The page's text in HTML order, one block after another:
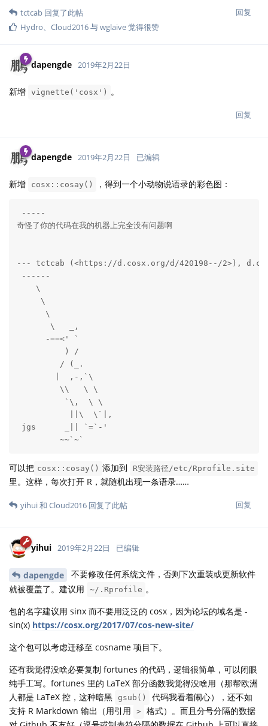
回复
tctcab 回复了此帖
Hydro、 Cloud2016与wglaive觉得很赞
dapengde 2019年2月22日
新增 vignette('cosx') 。
回复
dapengde 2019年2月22日 已编辑
新增 cosx::cosay() ，得到一个小动物说语录的彩色图：
-----
奇怪了你的代码在我的机器上完全没有问题啊
--- tctcab (<https://d.cosx.org/d/420198--/2>),
------
    \
     \
      \
       \   _,
      -==<' `
          ) /
         / (_.
        |  ,-,`\
         \\   \ \
          `\,  \ \
           ||\  \`|,
jgs      _|| `=`-'
         ~~`~`
可以把 cosx::cosay() 添加到 R安装路径/etc/Rprofile.site
里。这样，每次打开 R，就随机出现一条语录……
回复
yihui和 Cloud2016 回复了此帖
yihui 2019年2月22日 已编辑
dapengde
不要修改任何系统文件，否则下次重装或更新软件
就被覆盖了。建议用
~/.Rprofile 。
包的名字建议用 sinx 而不要用泛泛的 cosx，因为论坛的域名是 -
sin(x) https://cosx.org/2017/07/cos-new-site/
这个包可以考虑迁移至 cosname 项目下。
还有我觉得没啥必要复制 fortunes 的代码，逻辑很简单，可以闭眼
纯手工写。fortunes 里的 LaTeX 部分函数我觉得没啥用（那帮欧洲
人都是 LaTeX 控，这种暗黑 gsub()
代码我看着闹心），还不如
支持 R Markdown 输出（用引用
>
格式）。而且分号分隔的数据